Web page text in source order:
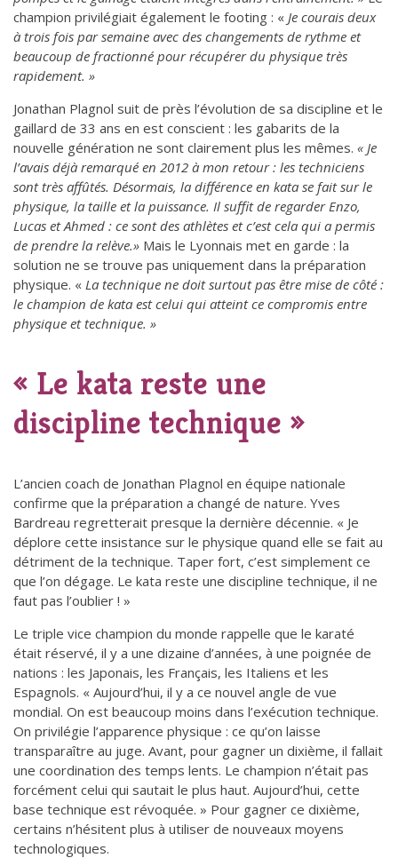
champion privilégiait également le footing : « Je courais deux
à trois fois par semaine avec des changements de rythme et
beaucoup de fractionné pour récupérer du physique très
rapidement. »
Jonathan Plagnol suit de près l’évolution de sa discipline et le
gaillard de 33 ans en est conscient : les gabarits de la
nouvelle génération ne sont clairement plus les mêmes. « Je
l’avais déjà remarqué en 2012 à mon retour : les techniciens
sont très affûtés. Désormais, la différence en kata se fait sur le
physique, la taille et la puissance. Il suffit de regarder Enzo,
Lucas et Ahmed : ce sont des athlètes et c’est cela qui a permis
de prendre la relève.» Mais le Lyonnais met en garde : la
solution ne se trouve pas uniquement dans la préparation
physique. « La technique ne doit surtout pas être mise de côté :
le champion de kata est celui qui atteint ce compromis entre
physique et technique. »
« Le kata reste une
discipline technique »
L’ancien coach de Jonathan Plagnol en équipe nationale
confirme que la préparation a changé de nature. Yves
Bardreau regretterait presque la dernière décennie. « Je
déplore cette insistance sur le physique quand elle se fait au
détriment de la technique. Taper fort, c’est simplement ce
que l’on dégage. Le kata reste une discipline technique, il ne
faut pas l’oublier ! »
Le triple vice champion du monde rappelle que le karaté
était réservé, il y a une dizaine d’années, à une poignée de
nations : les Japonais, les Français, les Italiens et les
Espagnols. « Aujourd’hui, il y a ce nouvel angle de vue
mondial. On est beaucoup moins dans l’exécution technique.
On privilégie l’apparence physique : ce qu’on laisse
transparaître au juge. Avant, pour gagner un dixième, il fallait
une coordination des temps lents. Le champion n’était pas
forcément celui qui sautait le plus haut. Aujourd’hui, cette
base technique est révoquée. » Pour gagner ce dixième,
certains n’hésitent plus à utiliser de nouveaux moyens
technologiques.